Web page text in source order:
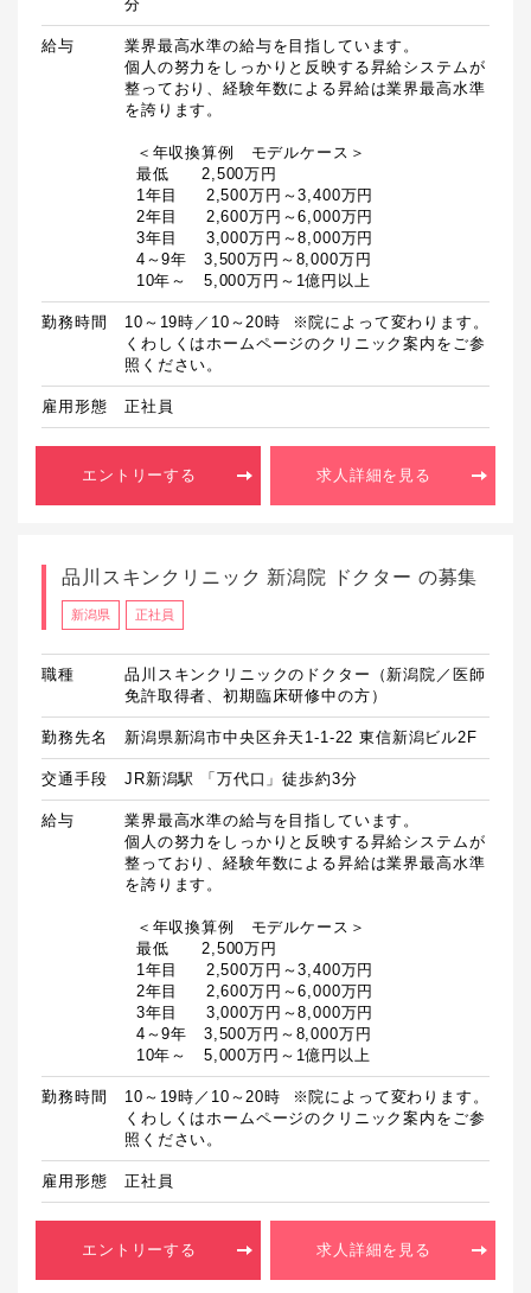
分
給与
業界最高水準の給与を目指しています。
個人の努力をしっかりと反映する昇給システムが
整っており、経験年数による昇給は業界最高水準
を誇ります。
  10年～　5,000万円～1億円以上
勤務時間
10～19時／10～20時  ※院によって変わります。
くわしくはホームページのクリニック案内をご参
照ください。
雇用形態 正社員
エントリーする 求人詳細を見る
品川スキンクリニック 新潟院 ドクター の募集
新潟県 正社員
職種
品川スキンクリニックのドクター（新潟院／医師
免許取得者、初期臨床研修中の方）
勤務先名 新潟県新潟市中央区弁天1-1-22 東信新潟ビル2F
交通手段 JR新潟駅 「万代口」徒歩約3分
給与
業界最高水準の給与を目指しています。
個人の努力をしっかりと反映する昇給システムが
整っており、経験年数による昇給は業界最高水準
を誇ります。
  10年～　5,000万円～1億円以上
勤務時間
10～19時／10～20時  ※院によって変わります。
くわしくはホームページのクリニック案内をご参
照ください。
雇用形態 正社員
エントリーする 求人詳細を見る